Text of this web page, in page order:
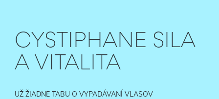
CYSTIPHANE SILA
A VITALITA
UŽ ŽIADNE TABU O VYPADÁVANÍ VLASOV